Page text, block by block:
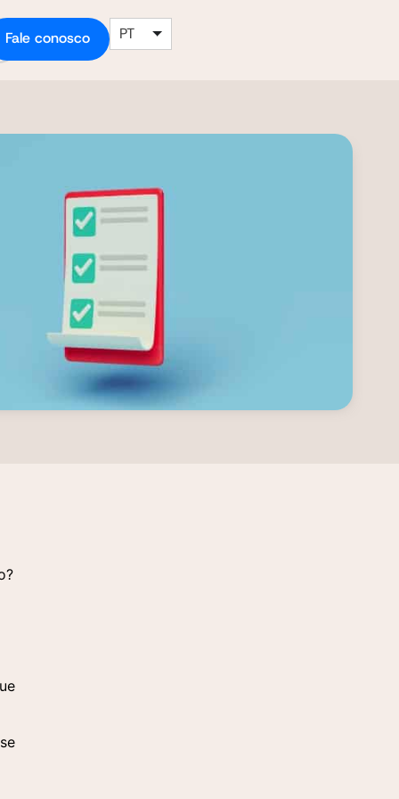
Fale conosco PT